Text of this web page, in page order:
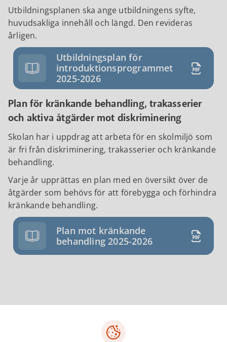
Utbildningsplanen ska ange utbildningens syfte,
huvudsakliga innehåll och längd. Den revideras
årligen.
Utbildningsplan för
introduktionsprogrammet
2025-2026
Plan för kränkande behandling, trakasserier
och aktiva åtgärder mot diskriminering
Skolan har i uppdrag att arbeta för en skolmiljö som
är fri från diskriminering, trakasserier och kränkande
behandling.
Varje år upprättas en plan med en översikt över de
åtgärder som behövs för att förebygga och förhindra
kränkande behandling.
Plan mot kränkande
behandling 2025-2026